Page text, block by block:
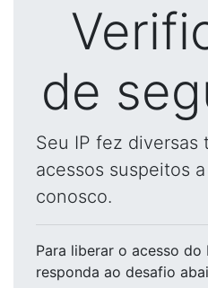
de
Seu IP fez diversas
acessos suspeitos
conosco.
Para liberar o acesso do
responda ao desafio